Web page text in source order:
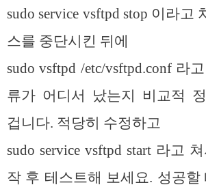
sudo service vsftpd stop 이라고
스를 중단시킨 뒤에
sudo vsftpd /etc/vsftpd.conf 라
류가 어디서 났는지 비교적
겁니다. 적당히 수정하고
sudo service vsftpd start 라고
작 후 테스트해 보세요. 성공할